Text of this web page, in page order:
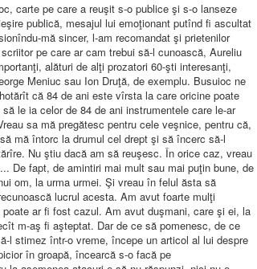
pe care a reuşit s-o publice şi s-o lanseze
publică, mesajul lui emoţionant putînd fi ascultat
mă sincer, l-am recomandat şi prietenilor
pe care ar cam trebui să-l cunoască, Aureliu
alături de alţi prozatori 60-şti interesanţi,
Meniuc sau Ion Druţă, de exemplu. Busuioc ne
că 84 de ani este vîrsta la care oricine poate
le ia celor de 84 de ani instrumentele care le-ar
sa mă pregătesc pentru cele veşnice, pentru că,
mă întorc la drumul cel drept şi să încerc să-l
Nu ştiu dacă am să reuşesc. În orice caz, vreau
De fapt, de amintiri mai mult sau mai puţin bune, de
om, la urma urmei. Şi vreau în felul ăsta să
lucrul acesta. Am avut foarte mulţi
ar fi fost cazul. Am avut duşmani, care şi ei, la
m-aş fi aşteptat. Dar de ce să pomenesc, de ce
l stimez într-o vreme, începe un articol al lui despre
în groapă, încearcă s-o facă pe